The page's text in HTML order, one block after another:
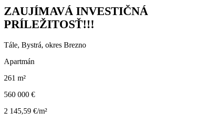
ZAUJÍMAVÁ INVESTIČNÁ
PRÍLEŽITOSŤ!!!
Tále, Bystrá, okres Brezno
Apartmán
261 m²
560 000 €
2 145,59 €/m²